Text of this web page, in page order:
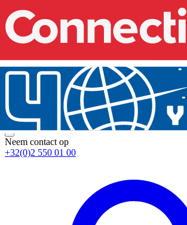
Neem contact op
+32(0)2 550 01 00